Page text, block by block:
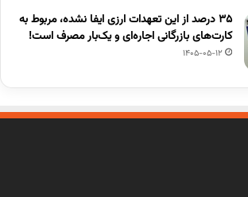
۳۵ درصد از این تعهدات ارزی ایفا نشده، مربوط به
کارت‌های بازرگانی اجاره‌ای و یک‌بار مصرف است!
1405-05-12